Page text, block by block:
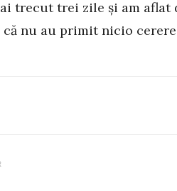
trecut trei zile și am aflat
că nu au primit nicio cerere